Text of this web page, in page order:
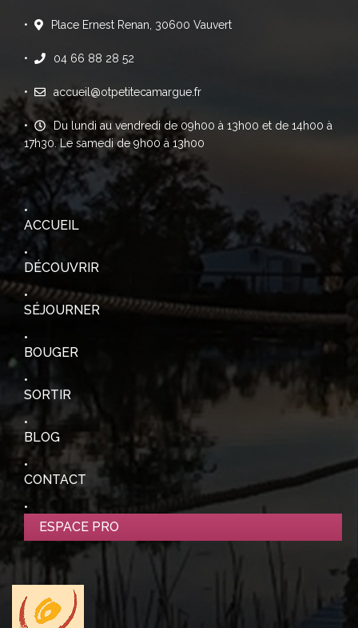
Place Ernest Renan, 30600 Vauvert
04 66 88 28 52
accueil@otpetitecamargue.fr
Du lundi au vendredi de 09h00 à 13h00 et de 14h00 à
17h30. Le samedi de 9h00 à 13h00
ACCUEIL
DÉCOUVRIR
SÉJOURNER
BOUGER
SORTIR
BLOG
CONTACT
ESPACE PRO